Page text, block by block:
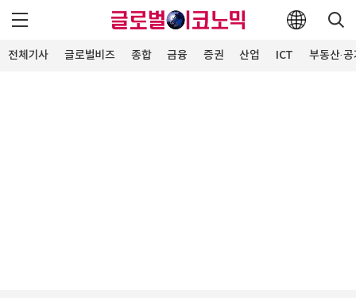
전체기사 글로벌비즈 종합 금융 증권 산업 ICT 부동산·